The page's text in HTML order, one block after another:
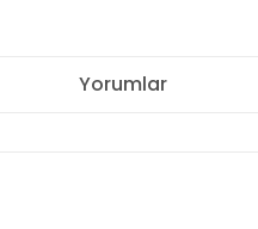
Yorumlar